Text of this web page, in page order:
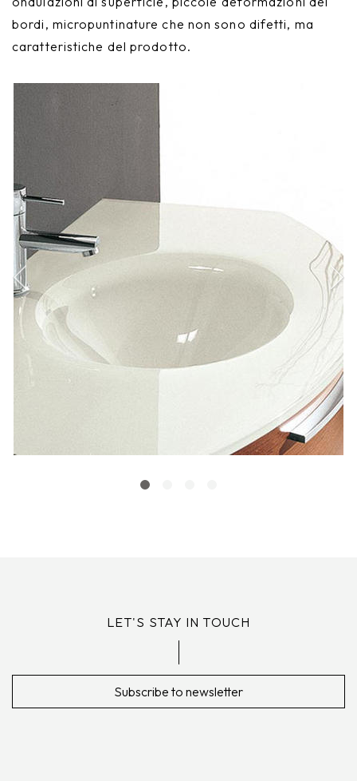
bordi, micropuntinature che non sono difetti, ma
caratteristiche del prodotto.
LET'S STAY IN TOUCH
Subscribe to newsletter